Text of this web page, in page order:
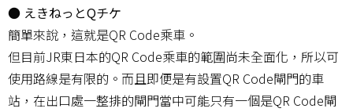
● えきねっとQチケ
簡單來說，這就是QR Code乘車。
但目前JR東日本的QR Code乘車的範圍尚未全面化，所以可
使用路線是有限的。而且即便是有設置QR Code閘門的車
站，在出口處一整排的閘門當中可能只有一個是QR Code閘